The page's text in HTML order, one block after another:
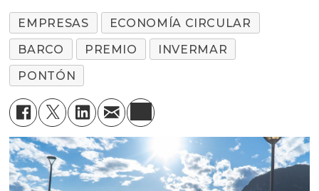
EMPRESAS
ECONOMÍA CIRCULAR
BARCO
PREMIO
INVERMAR
PONTÓN